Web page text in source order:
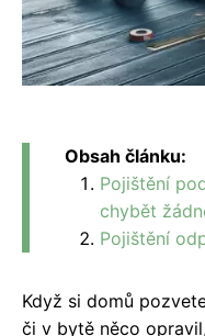
Obsah článku:
Pojištění
chybět
Pojištění
Když si domů
či v bytě něco